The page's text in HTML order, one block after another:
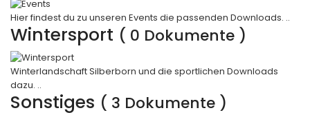
Hier findest du zu unseren Events die passenden Downloads. ..
Wintersport ( 0 Dokumente )
Winterlandschaft Silberborn und die sportlichen Downloads
dazu. ..
Sonstiges ( 3 Dokumente )